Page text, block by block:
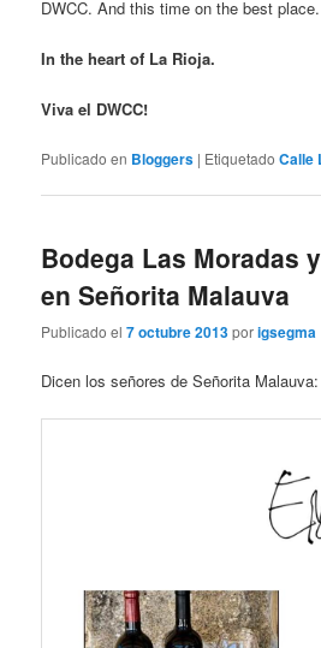
DWCC. And this time on the best place.
In the heart of La Rioja.
Viva el DWCC!
Publicado en Bloggers | Etiquetado Calle
Bodega Las Moradas
en Señorita Malauva
Publicado el7 octubre 2013porigsegma
Dicen los señores de Señorita Malauva: